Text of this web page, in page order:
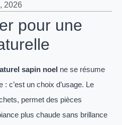
2026
pour une
sapin noel ne se résume
c’est un choix d’usage. Le
permet des pièces
plus chaude sans brillance